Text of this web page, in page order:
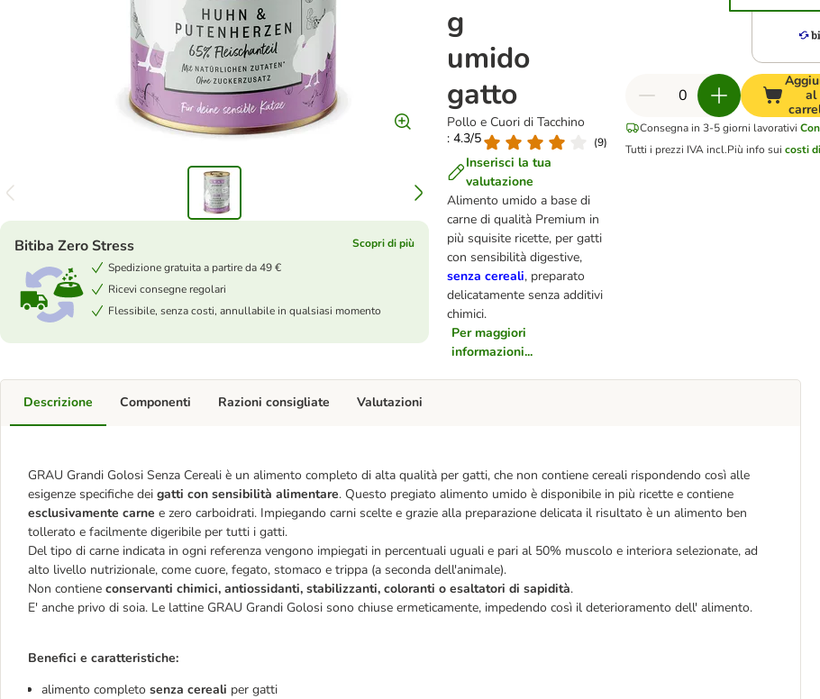
g
umido
gatto
Pollo e Cuori di Tacchino
: 4.3/5
(9)
Inserisci la tua
valutazione
Alimento umido a base di
carne di qualità Premium in
più squisite ricette, per gatti
con sensibilità digestive,
senza cereali, preparato
delicatamente senza additivi
chimici.
Per maggiori
informazioni...
Bitiba Zero Stress
Scopri di più
Spedizione gratuita a partire da 49 €
Ricevi consegne regolari
Flessibile, senza costi, annullabile in qualsiasi momento
al
Consegna in 3-5 giorni lavorativi
Tutti i prezzi IVA incl.Più info sui costi
Descrizione
GRAU Grandi Golosi Senza Cereali è un alimento completo di alta qualità per gatti, che non contiene cereali rispondendo così alle
esigenze specifiche dei gatti con sensibilità alimentare. Questo pregiato alimento umido è disponibile in più ricette e contiene
esclusivamente carne e zero carboidrati. Impiegando carni scelte e grazie alla preparazione delicata il risultato è un alimento ben
tollerato e facilmente digeribile per tutti i gatti.
Del tipo di carne indicata in ogni referenza vengono impiegati in percentuali uguali e pari al 50% muscolo e interiora selezionate, ad
alto livello nutrizionale, come cuore, fegato, stomaco e trippa (a seconda dell'animale).
Non contiene conservanti chimici, antiossidanti, stabilizzanti, coloranti o esaltatori di sapidità.
E' anche privo di soia. Le lattine GRAU Grandi Golosi sono chiuse ermeticamente, impedendo così il deterioramento dell' alimento.
Benefici e caratteristiche:
alimento completo senza cereali per gatti
Componenti Razioni consigliate Valutazioni